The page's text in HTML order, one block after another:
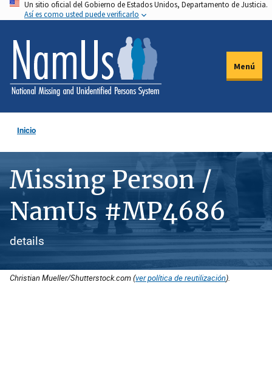
Pasar
al
contenido
principal
Un sitio oficial del Gobierno de Estados Unidos, Departamento de Justicia.
Así es como usted puede verificarlo
Menú
Inicio
Missing Person /
NamUs #MP4686
details
Christian Mueller/Shutterstock.com (ver política de reutilización).